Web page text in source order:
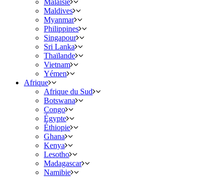
Malaisie
Maldives
Myanmar
Philippines
Singapour
Sri Lanka
Thaïlande
Vietnam
Yémen
Afrique
Afrique du Sud
Botswana
Congo
Égypte
Éthiopie
Ghana
Kenya
Lesotho
Madagascar
Namibie